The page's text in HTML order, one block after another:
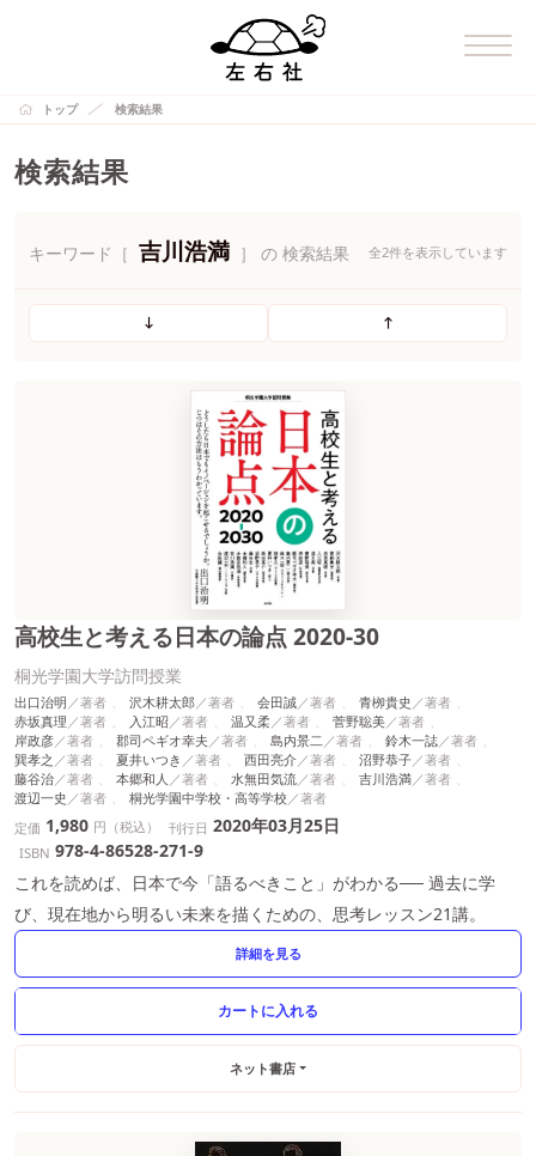
トップ 検索結果
検索結果
キーワード［ 吉川浩満 ］ の 検索結果 全2件を表示しています
高校生と考える日本の論点 2020-30
桐光学園大学訪問授業
出口治明 沢木耕太郎 会田誠
青栁貴史
赤坂真理
入江昭 温又柔
菅野聡美
岸政彦
郡司ペギオ幸夫 島内景二
鈴木一誌
巽孝之
夏井いつき 西田亮介
沼野恭子
藤谷治
本郷和人 水無田気流
吉川浩満
渡辺一史
桐光学園中学校・高等学校
定価 1,980 円（税込） 刊行日 2020年03月25日
ISBN 978-4-86528-271-9
これを読めば、日本で今「語るべきこと」がわかる── 過去に学
び、現在地から明るい未来を描くための、思考レッスン21講。
詳細を見る
ネット書店